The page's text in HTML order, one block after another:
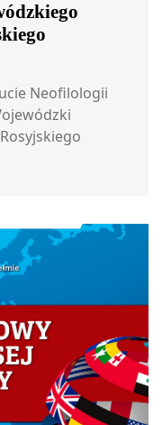
Neofilologii